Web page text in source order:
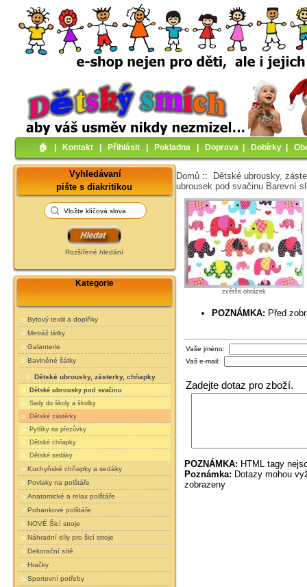
🏠︎ Kontakt Přihlásit Pokladna Doprava Dobírky
Vyhledávaní
pište s diakritikou
Rozšířené hledání
Kategorie
Bytový textil a doplňky
Metráž látky
Galanterie
Bavlněné šátky
Dětské ubrousky, zásterky, chňapky
Dětské ubrousky pod svačinu
Sady do školy a školky
Dětské zástěrky
Pytlíky na přezůvky
Dětské chňapky
Dětské sedáky
Kuchyňské chňapky a sedáky
Povlaky na polštáře
Anatomické a relax polštáře
Pohankové polštáře
NOVÉ Šicí stroje
Náhradní díly pro šicí stroje
Dekorační sítě
Hračky
Sportovní potřeby
Domů ::
Dětské ubrousky,
ubrousek pod svačinu Barevní
zvětšit obrázek
POZNÁMKA: Před
Vaše jméno:
Vaš e-mail:
Zadejte dotaz pro zboží.
POZNÁMKA: HTML tagy
Poznámka: Dotazy mohou
zobrazeny